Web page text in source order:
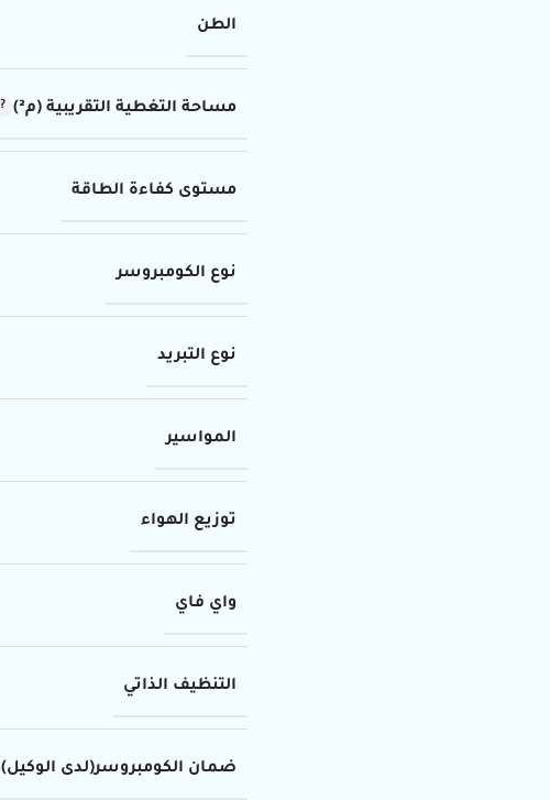
الطن
مساحة التغطية التقريبية (م²)
مستوى كفاءة الطاقة
نوع الكومبروسر
نوع التبريد
المواسير
توزيع الهواء
واي فاي
التنظيف الذاتي
ضمان الكومبروسر(لدى الوكيل)